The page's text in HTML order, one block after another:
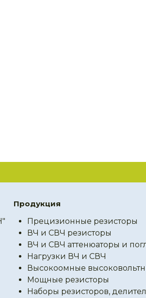
Продукция
Прецизионные резисторы
ВЧ и СВЧ резисторы
ВЧ и СВЧ аттенюаторы и
Нагрузки ВЧ и СВЧ
Высокоомные
Мощные резисторы
Наборы резисторов,